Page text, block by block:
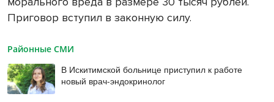
Приговор вступил в законную силу.
Районные СМИ
В Искитимской больнице приступил к работе
новый врач-эндокринолог